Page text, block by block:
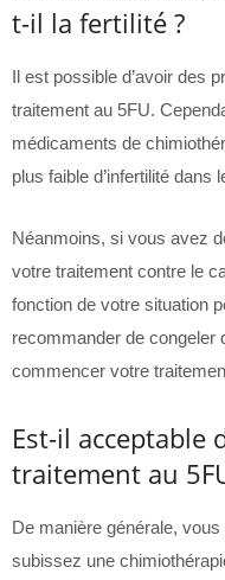
t-il la fertilité ?
Il est possible d’avoir des
traitement au 5FU.
médicaments de
plus faible d’infertilité dans
Néanmoins, si vous avez
votre traitement contre le
fonction de votre situation
recommander de congeler
commencer votre
Est-il acceptable
traitement au
De manière générale,
subissez une